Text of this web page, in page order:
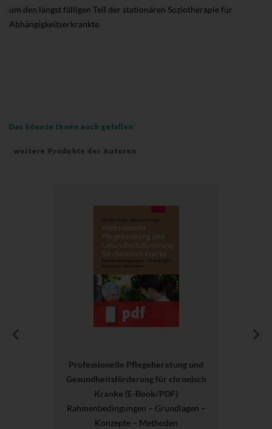
um den längst fälligen Teil der stationären Soziotherapie für
Abhängigkeitserkrankte.
Das könnte Ihnen auch gefallen
weitere Produkte der Autoren
Professionelle Pflegeberatung und
Gesundheitsförderung für chronisch
Kranke (E-Book/PDF)
Rahmenbedingungen – Grundlagen –
Konzepte – Methoden